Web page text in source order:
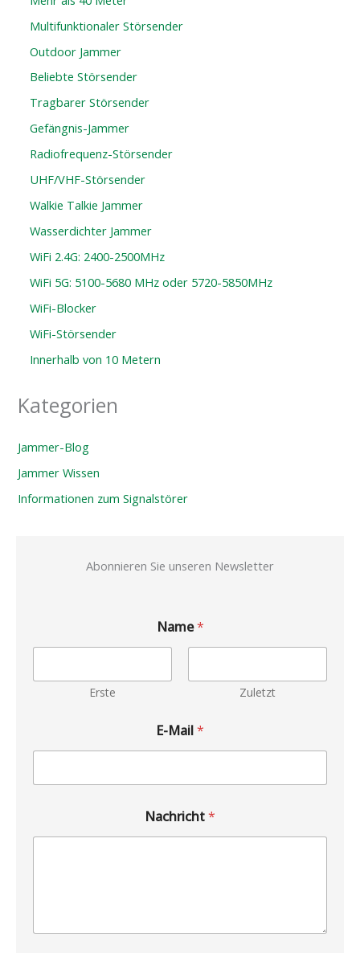
Multifunktionaler Störsender
Outdoor Jammer
Beliebte Störsender
Tragbarer Störsender
Gefängnis-Jammer
Radiofrequenz-Störsender
UHF/VHF-Störsender
Walkie Talkie Jammer
Wasserdichter Jammer
WiFi 2.4G: 2400-2500MHz
WiFi 5G: 5100-5680 MHz oder 5720-5850MHz
WiFi-Blocker
WiFi-Störsender
Innerhalb von 10 Metern
Kategorien
Jammer-Blog
Jammer Wissen
Informationen zum Signalstörer
Abonnieren Sie unseren Newsletter
Name*
Erste Zuletzt
E-Mail*
Nachricht*